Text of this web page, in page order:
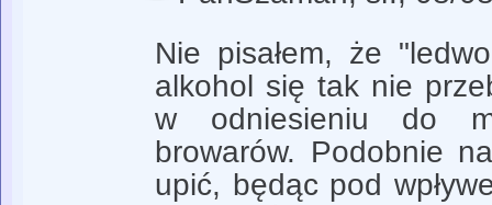
Nie pisałem, że
alkohol się tak nie
w odniesieniu do
browarów. Podobnie
upić, będąc pod